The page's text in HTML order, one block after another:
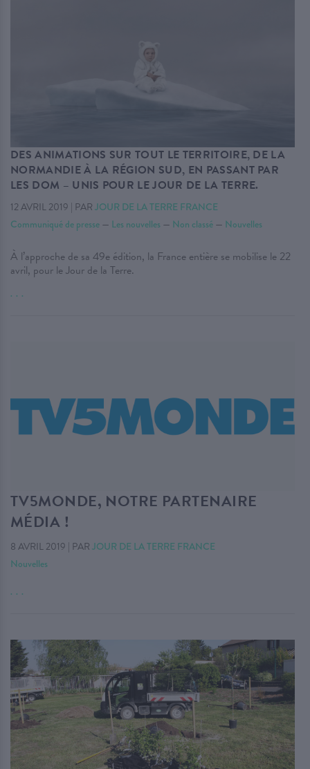
DES ANIMATIONS SUR TOUT LE TERRITOIRE, DE LA
NORMANDIE À LA RÉGION SUD, EN PASSANT PAR
LES DOM – UNIS POUR LE JOUR DE LA TERRE.
12 AVRIL 2019 | PAR JOUR DE LA TERRE FRANCE
Communiqué de presse — Les nouvelles — Non classé — Nouvelles
À l’approche de sa 49e édition, la France entière se mobilise le 22
avril, pour le Jour de la Terre.
. . .
TV5MONDE, NOTRE PARTENAIRE
MÉDIA !
8 AVRIL 2019 | PAR JOUR DE LA TERRE FRANCE
Nouvelles
. . .